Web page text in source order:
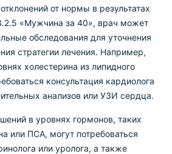
от нормы в результатах
«Мужчина за 40», врач может
обследования для уточнения
стратегии лечения. Например,
холестерина из липидного
консультация кардиолога
анализов или УЗИ сердца.
в уровнях гормонов, таких
или ПСА, могут потребоваться
или уролога, а также